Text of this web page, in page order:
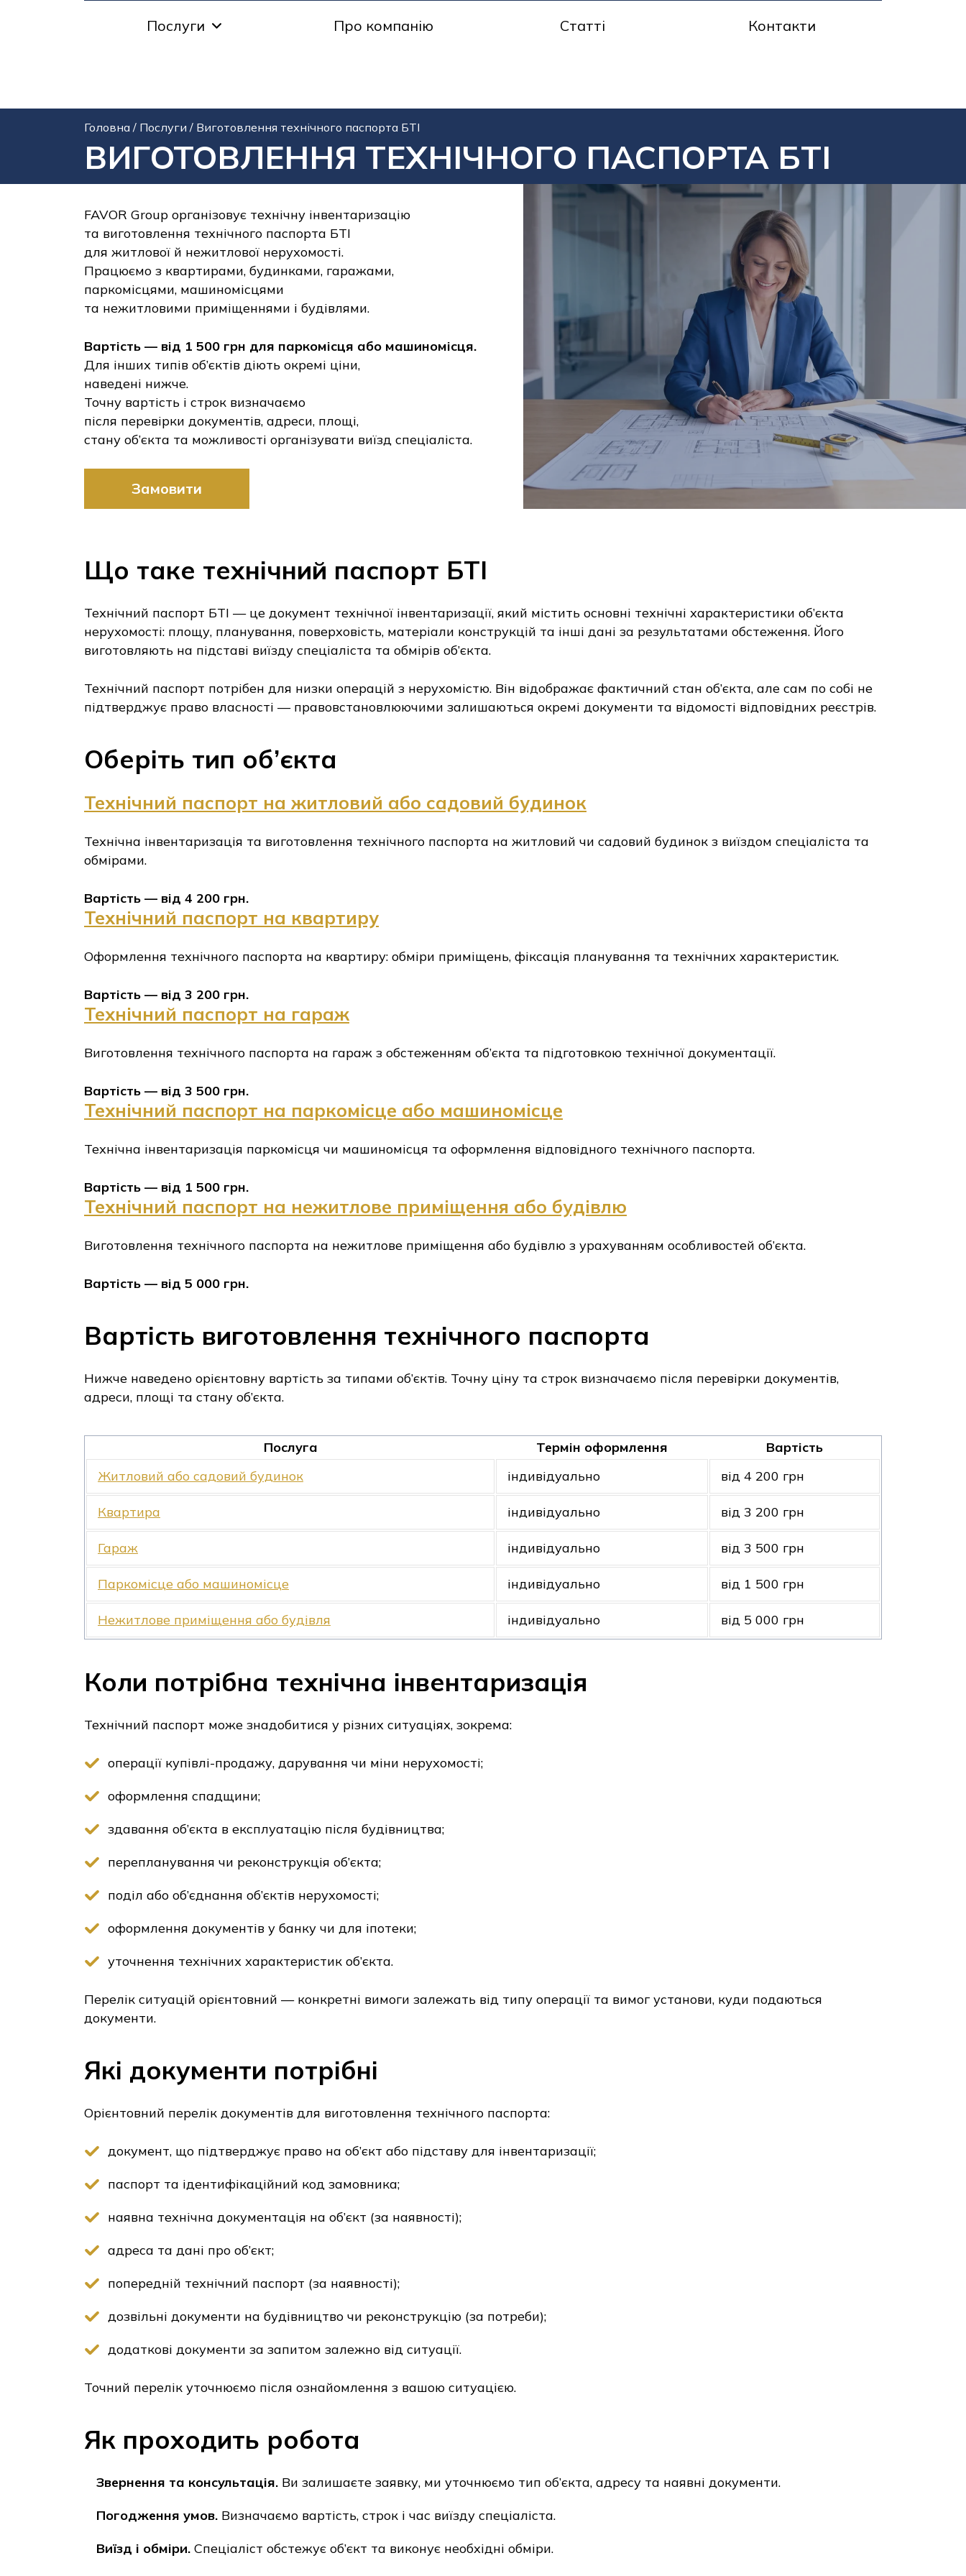
Послуги Про компанію Статті Контакти
Головна / Послуги / Виготовлення технічного паспорта БТІ
ВИГОТОВЛЕННЯ ТЕХНІЧНОГО ПАСПОРТА БТІ
FAVOR Group організовує технічну інвентаризацію
та виготовлення технічного паспорта БТІ
для житлової й нежитлової нерухомості.
Працюємо з квартирами, будинками, гаражами,
паркомісцями, машиномісцями
та нежитловими приміщеннями і будівлями.
Вартість — від 1 500 грн для паркомісця або машиномісця.
Для інших типів об’єктів діють окремі ціни,
наведені нижче.
Точну вартість і строк визначаємо
після перевірки документів, адреси, площі,
стану об’єкта та можливості організувати виїзд спеціаліста.
Замовити
Що таке технічний паспорт БТІ
Технічний паспорт БТІ — це документ технічної інвентаризації, який містить основні технічні характеристики об’єкта
нерухомості: площу, планування, поверховість, матеріали конструкцій та інші дані за результатами обстеження. Його
виготовляють на підставі виїзду спеціаліста та обмірів об’єкта.
Технічний паспорт потрібен для низки операцій з нерухомістю. Він відображає фактичний стан об’єкта, але сам по собі не
підтверджує право власності — правовстановлюючими залишаються окремі документи та відомості відповідних реєстрів.
Оберіть тип об’єкта
Технічний паспорт на житловий або садовий будинок
Технічна інвентаризація та виготовлення технічного паспорта на житловий чи садовий будинок з виїздом спеціаліста та
обмірами.
Вартість — від 4 200 грн.
Технічний паспорт на квартиру
Оформлення технічного паспорта на квартиру: обміри приміщень, фіксація планування та технічних характеристик.
Вартість — від 3 200 грн.
Технічний паспорт на гараж
Виготовлення технічного паспорта на гараж з обстеженням об’єкта та підготовкою технічної документації.
Вартість — від 3 500 грн.
Технічний паспорт на паркомісце або машиномісце
Технічна інвентаризація паркомісця чи машиномісця та оформлення відповідного технічного паспорта.
Вартість — від 1 500 грн.
Технічний паспорт на нежитлове приміщення або будівлю
Виготовлення технічного паспорта на нежитлове приміщення або будівлю з урахуванням особливостей об’єкта.
Вартість — від 5 000 грн.
Вартість виготовлення технічного паспорта
Нижче наведено орієнтовну вартість за типами об’єктів. Точну ціну та строк визначаємо після перевірки документів,
адреси, площі та стану об’єкта.
Послуга Термін оформлення
Вартість
Житловий або садовий будинок
індивідуально від 4 200 грн
Квартира індивідуально від 3 200 грн
Гараж індивідуально від 3 500 грн
Паркомісце або машиномісце індивідуально від 1 500 грн
Нежитлове приміщення або будівля індивідуально від 5 000 грн
Коли потрібна технічна інвентаризація
Технічний паспорт може знадобитися у різних ситуаціях, зокрема:
операції купівлі-продажу, дарування чи міни нерухомості;
оформлення спадщини;
здавання об’єкта в експлуатацію після будівництва;
перепланування чи реконструкція об’єкта;
поділ або об’єднання об’єктів нерухомості;
оформлення документів у банку чи для іпотеки;
уточнення технічних характеристик об’єкта.
Перелік ситуацій орієнтовний — конкретні вимоги залежать від типу операції та вимог установи, куди подаються
документи.
Які документи потрібні
Орієнтовний перелік документів для виготовлення технічного паспорта:
документ, що підтверджує право на об’єкт або підставу для інвентаризації;
паспорт та ідентифікаційний код замовника;
наявна технічна документація на об’єкт (за наявності);
адреса та дані про об’єкт;
попередній технічний паспорт (за наявності);
дозвільні документи на будівництво чи реконструкцію (за потреби);
додаткові документи за запитом залежно від ситуації.
Точний перелік уточнюємо після ознайомлення з вашою ситуацією.
Як проходить робота
Звернення та консультація. Ви залишаєте заявку, ми уточнюємо тип об’єкта, адресу та наявні документи.
Погодження умов. Визначаємо вартість, строк і час виїзду спеціаліста.
Виїзд і обміри. Спеціаліст обстежує об’єкт та виконує необхідні обміри.